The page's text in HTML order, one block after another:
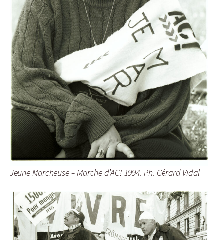
Jeune Marcheuse – Marche d’AC! 1994. Ph. Gérard Vidal